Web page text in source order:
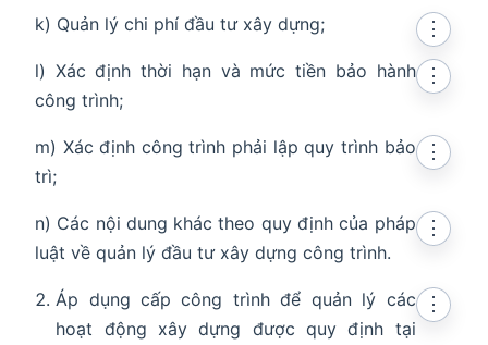
k) Quản lý chi phí đầu tư xây dựng;
⋮
l) Xác định thời hạn và mức tiền bảo hành
công trình;
⋮
m) Xác định công trình phải lập quy trình bảo
trì;
⋮
n) Các nội dung khác theo quy định của pháp
luật về quản lý đầu tư xây dựng công trình.
⋮
Áp dụng cấp công trình để quản lý các
hoạt động xây dựng được quy định tại
⋮